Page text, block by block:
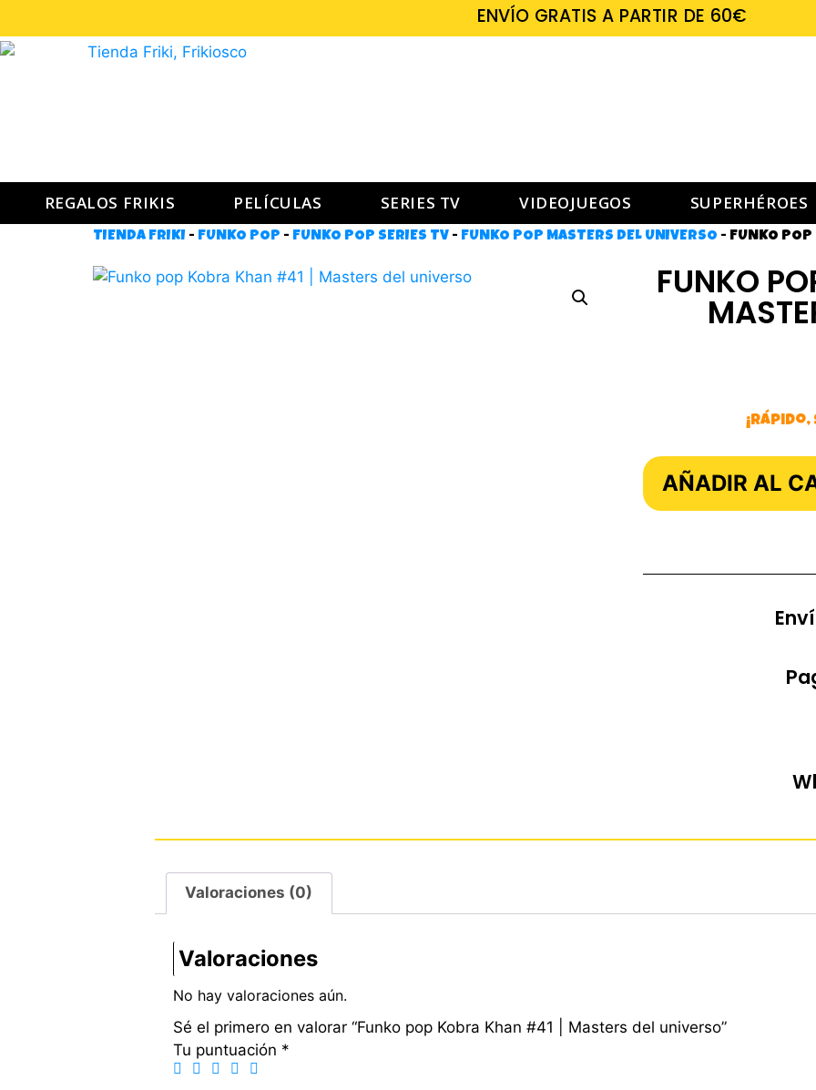
ENVÍO GRATIS A PARTIR DE 60€
REGALOS FRIKIS PELÍCULAS SERIES TV VIDEOJUEGOS SUPERHÉROES
TIENDA FRIKI - FUNKO POP - FUNKO POP SERIES TV - FUNKO POP MASTERS DEL UNIVERSO - FUNKO POP
FUNKO
AÑADIR AL
Valoraciones (0)
Valoraciones
No hay valoraciones aún.
Sé el primero en valorar “Funko pop Kobra Khan #41 | Masters del universo”
Tu puntuación *